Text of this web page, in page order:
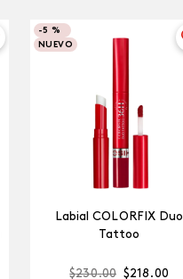
-5 %
NUEVO
Labial COLORFIX Duo
Tattoo
$230.00 $218 .00